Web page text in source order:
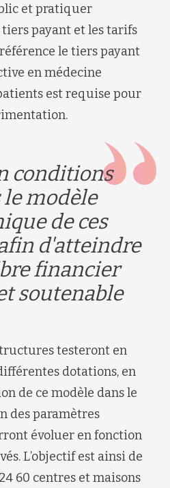
et pratiquer
payant et les tarifs
le tiers payant
en médecine
est requise pour
conditions
modèle
de ces
d'atteindre
financier
soutenable
testeront en
dotations, en
de ce modèle dans le
des paramètres
évoluer en fonction
L’objectif est ainsi de
60 centres et maisons